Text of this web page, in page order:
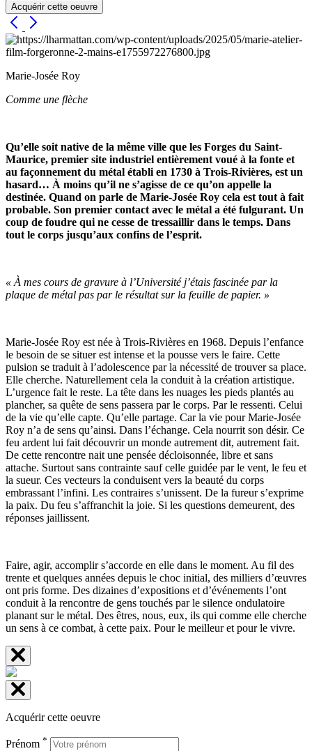
Acquérir cette oeuvre
Marie-Josée Roy
Comme une flèche
Qu’elle soit native de la même ville que les Forges du Saint-
Maurice, premier site industriel entièrement voué à la fonte et
au façonnement du métal établi en 1730 à Trois-Rivières, est un
hasard… À moins qu’il ne s’agisse de ce qu’on appelle la
destinée. Quand on parle de Marie-Josée Roy cela est tout à fait
probable. Son premier contact avec le métal a été fulgurant. Un
coup de foudre qui ne cesse de tressaillir dans le temps. Dans
tout le corps jusqu’aux confins de l’esprit.
« À mes cours de gravure à l’Université j’étais fascinée par la
plaque de métal pas par le résultat sur la feuille de papier. »
Marie-Josée Roy est née à Trois-Rivières en 1968. Depuis l’enfance
le besoin de se situer est intense et la pousse vers le faire. Cette
pulsion se traduit à l’adolescence par la nécessité de trouver sa place.
Elle cherche. Naturellement cela la conduit à la création artistique.
L’urgence fait le reste. La tête dans les nuages les pieds plantés au
plancher, sa quête de sens passera par le corps. Par le ressenti. Celui
de la vie qu’elle capte. Qu’elle partage. Car la vie pour Marie-Josée
Roy n’a de sens qu’ainsi. Dans l’échange. Cela nourrit son désir. Ce
feu ardent lui fait découvrir un monde autrement dit, autrement fait.
De cette rencontre nait une pensée décloisonnée, libre et sans
attache. Surtout sans contrainte sauf celle guidée par le vent, le feu et
la sueur. Ces vecteurs la conduisent vers la beauté du corps
embrassant l’infini. Les contraires s’unissent. De la fureur s’exprime
la paix. Du feu s’affranchit la joie. Si les questions demeurent, des
réponses jaillissent.
Faire, agir, accomplir s’accorde en elle dans le moment. Au fil des
trente et quelques années depuis le choc initial, des milliers d’œuvres
ont pris forme. Des dizaines d’expositions et d’événements l’ont
conduit à la rencontre de gens touchés par le silence ondulatoire
planant sur le métal. Des êtres, nous, eux, ils qui comme elle cherche
un sens à ce combat, à cette paix. Pour le meilleur et pour le vivre.
Acquérir cette oeuvre
Prénom *